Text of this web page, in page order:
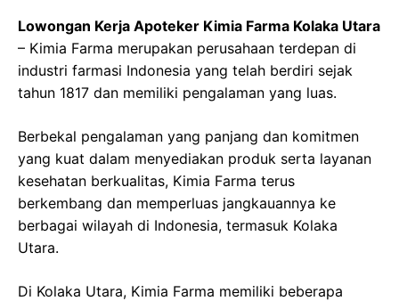
Lowongan Kerja Apoteker Kimia Farma Kolaka Utara
– Kimia Farma merupakan perusahaan terdepan di
industri farmasi Indonesia yang telah berdiri sejak
tahun 1817 dan memiliki pengalaman yang luas.
Berbekal pengalaman yang panjang dan komitmen
yang kuat dalam menyediakan produk serta layanan
kesehatan berkualitas, Kimia Farma terus
berkembang dan memperluas jangkauannya ke
berbagai wilayah di Indonesia, termasuk Kolaka
Utara.
Di Kolaka Utara, Kimia Farma memiliki beberapa